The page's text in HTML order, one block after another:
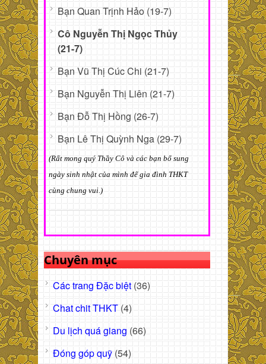
Bạn Quan Trịnh Hảo (19-7)
Cô Nguyễn Thị Ngọc Thủy
(21-7)
Bạn Vũ Thị Cúc Chi (21-7)
Bạn Nguyễn Thị Liên (21-7)
Bạn Đỗ Thị Hồng (26-7)
Bạn Lê Thị Quỳnh Nga (29-7)
(Rất mong quý Thầy Cô và các bạn bổ sung
ngày sinh nhật của mình để gia đình THKT
cùng chung vui.)
Chuyên mục
Các trang Đặc biệt (36)
Chat chit THKT (4)
Du lịch quá giang (66)
Đóng góp quỹ (54)